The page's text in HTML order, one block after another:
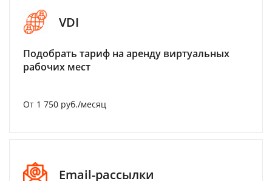
VDI
Подобрать тариф на аренду виртуальных
рабочих мест
От 1 750 руб./месяц
Email-рассылки